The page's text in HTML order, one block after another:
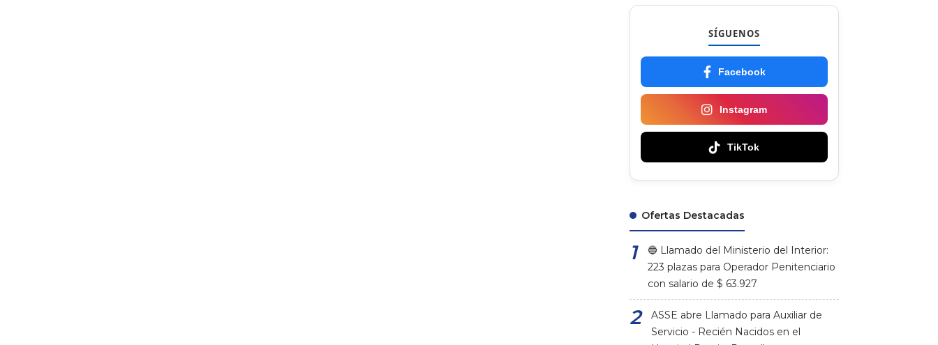
SÍGUENOS
Facebook
Instagram
TikTok
Ofertas Destacadas
🔵 Llamado del Ministerio del Interior:
223 plazas para Operador Penitenciario
con salario de $ 63.927
ASSE abre Llamado para Auxiliar de
Servicio - Recién Nacidos en el